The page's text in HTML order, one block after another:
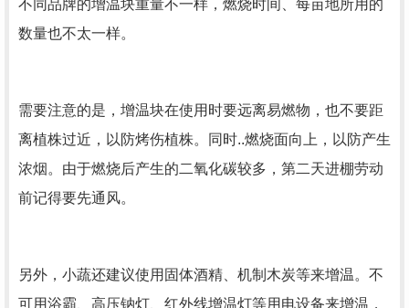
不同品牌的增温块重量不一样，燃烧时间、每亩地所用的
数量也不太一样。
需要注意的是，增温块在使用时要远离易燃物，也不要距
离植株过近，以防烤伤植株。同时..燃烧面向上，以防产生
浓烟。由于燃烧后产生的二氧化碳较多，第二天进棚劳动
前记得要先通风。
另外，小蔬还建议使用固体酒精、机制木炭等来增温。不
可用浴霸、高压钠灯、红外线增温灯等用电设备来增温，